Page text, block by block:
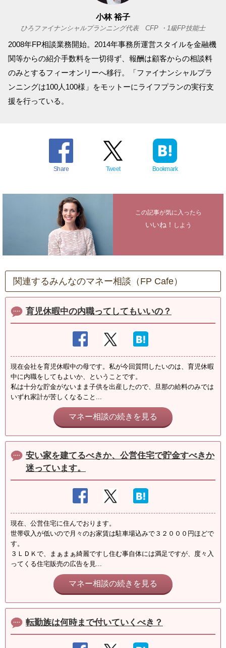
小林 裕子
ひろファイナンシャルプランニング代表 CFP ・1級FP技能士
2008年FP相談業務開始。2014年事務所運営スタイルを金融機
関等からの紹介手数料を一切得ず、報酬は顧客からの相談料
のみとするフィーオンリーへ移行。「ファイナンシャルプラ
ンニングは100人100様」をモットーにライフプランの実行支
援を行っている。
Share Tweet Bookmark
この記事が気に入ったら
いいね！ しよう
関連するみんなのマネー相談（FP Cafe）
育児休暇中の内職ってしてもいいの？
現在会社を育児休暇中の母です。私が今回質問したいのは、育児休暇
中に内職をしてもよいか、ということです。
私は十分な貯金がないまま子供を出産したので、旦那の給料のみでは
いずれ家計が苦しくなること...
マネー相談の続きを見る
安い家を建てるべきか、公営住宅で貯金すべきか
迷っています。
現在、公営住宅に住んでおります。
世帯収入が低いので月々のお家賃は駐車場込みで３２０００円ほどで
す。
３ＬＤＫで、まぁまぁ綺麗ですし住む事自体には満足ですが、度々入
ってくる住宅販売の広告を見...
マネー相談の続きを見る
転勤族は何時まで付いていくべき？